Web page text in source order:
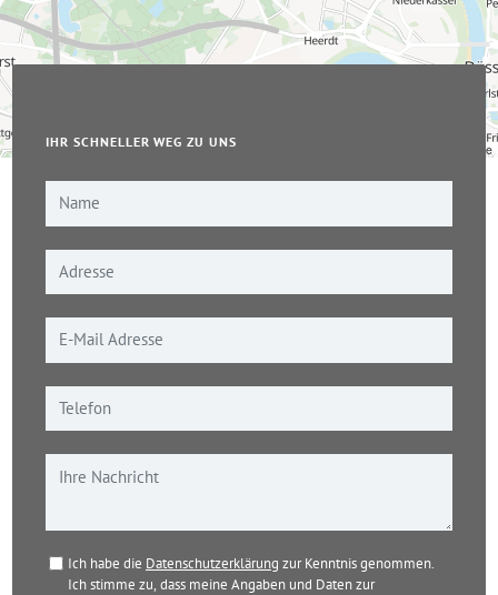
© OpenStreetMap-Mitwirkende
IHR SCHNELLER WEG ZU UNS
Ich habe die Datenschutzerklärung zur Kenntnis genommen.
Ich stimme zu, dass meine Angaben und Daten zur